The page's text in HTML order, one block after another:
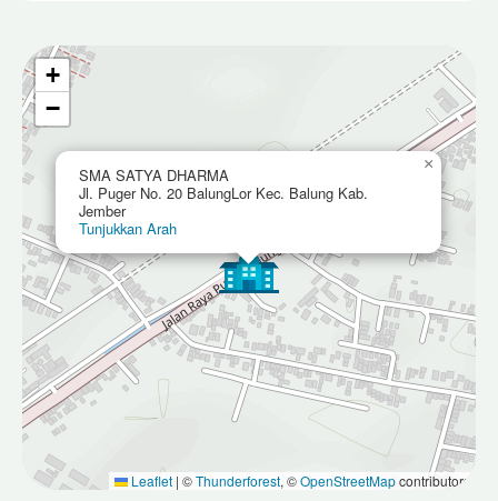
SMA SATYA DHARMA
Jl. Puger No. 20 BalungLor Kec. Balung Kab.
Jember
Tunjukkan Arah
×
+
−
Leaflet | ©Thunderforest, ©OpenStreetMapcontributors